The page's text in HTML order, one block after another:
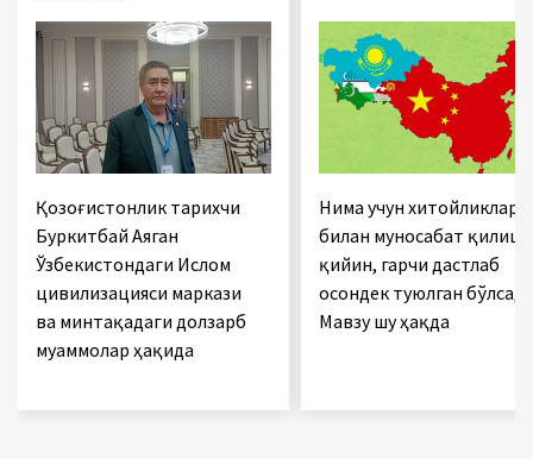
Қозоғистонлик тарихчи
Буркитбай Аяган
Ўзбекистондаги Ислом
цивилизацияси маркази
ва минтақадаги долзарб
муаммолар ҳақида
Нима учун хитойликлар
билан муносабат қилиш
қийин, гарчи дастлаб
осондек туюлган
Мавзу шу ҳақда